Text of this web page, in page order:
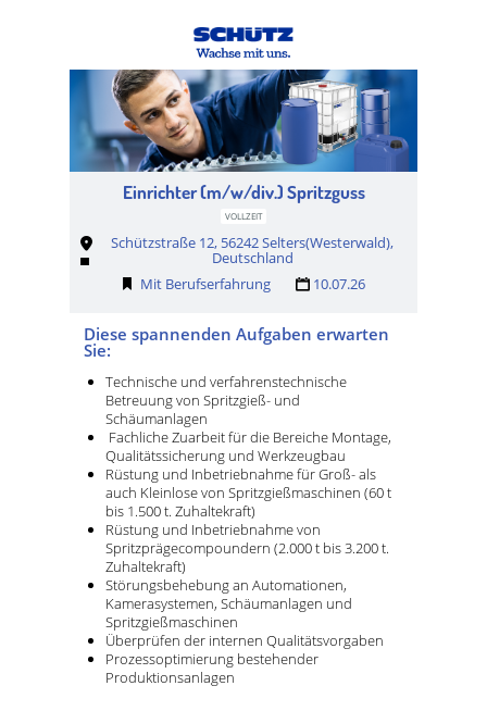
Einrichter (m/w/div.) Spritzguss
VOLLZEIT
Schützstraße 12, 56242 Selters(Westerwald),
Deutschland
Mit Berufserfahrung
10.07.26
Diese spannenden Aufgaben erwarten
Sie:
Technische und verfahrenstechnische
Betreuung von Spritzgieß- und
Schäumanlagen
Fachliche Zuarbeit für die Bereiche Montage,
Qualitätssicherung und Werkzeugbau
Rüstung und Inbetriebnahme für Groß- als
auch Kleinlose von Spritzgießmaschinen (60 t
bis 1.500 t. Zuhaltekraft)
Rüstung und Inbetriebnahme von
Spritzprägecompoundern (2.000 t bis 3.200 t.
Zuhaltekraft)
Störungsbehebung an Automationen,
Kamerasystemen, Schäumanlagen und
Spritzgießmaschinen
Überprüfen der internen Qualitätsvorgaben
Prozessoptimierung bestehender
Produktionsanlagen